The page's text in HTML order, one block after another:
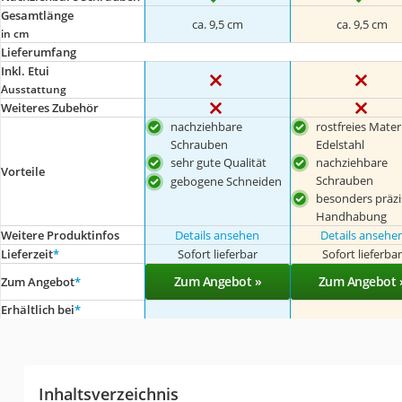
Gesamtlänge
in cm
ca. 9,5 cm
ca. 9,5 cm
Lieferumfang
Inkl. Etui
Ausstattung
Weiteres Zubehör
Vorteile
nachziehbare
Schrauben
sehr gute Qualität
gebogene Schneiden
rostfreies
Edelstahl
nachziehbare
Schrauben
besonders
Handhabung
Weitere Produktinfos
Details ansehen
Details
Lieferzeit* Sofort lieferbar
Sofort lieferbar
Zum Angebot* Zum Angebot » Zum Angebot
Erhältlich bei*
Inhaltsverzeichnis